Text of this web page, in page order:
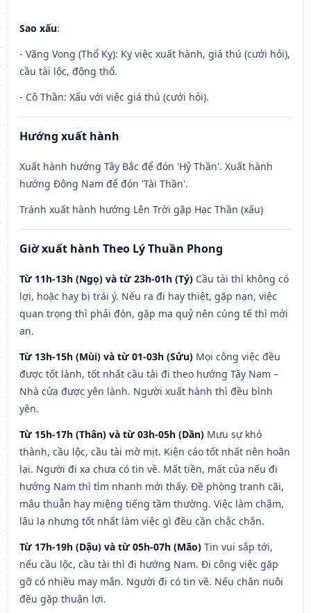
Sao xấu:
- Vãng Vong (Thổ Kỵ): Kỵ việc xuất hành, giá thú (cưới hỏi),
cầu tài lộc, động thổ.
- Cô Thần: Xấu với việc giá thú (cưới hỏi).
Hướng xuất hành
Xuất hành hướng Tây Bắc để đón 'Hỷ Thần'. Xuất hành
hướng Đông Nam để đón 'Tài Thần'.
Tránh xuất hành hướng Lên Trời gặp Hạc Thần (xấu)
Giờ xuất hành Theo Lý Thuần Phong
Từ 11h-13h (Ngọ) và từ 23h-01h (Tý) Cầu tài thì không có
lợi, hoặc hay bị trái ý. Nếu ra đi hay thiệt, gặp nạn, việc
quan trọng thì phải đòn, gặp ma quỷ nên cúng tế thì mới
an.
Từ 13h-15h (Mùi) và từ 01-03h (Sửu) Mọi công việc đều
được tốt lành, tốt nhất cầu tài đi theo hướng Tây Nam –
Nhà cửa được yên lành. Người xuất hành thì đều bình
yên.
Từ 15h-17h (Thân) và từ 03h-05h (Dần) Mưu sự khó
thành, cầu lộc, cầu tài mờ mịt. Kiện cáo tốt nhất nên hoãn
lại. Người đi xa chưa có tin về. Mất tiền, mất của nếu đi
hướng Nam thì tìm nhanh mới thấy. Đề phòng tranh cãi,
mâu thuẫn hay miệng tiếng tầm thường. Việc làm chậm,
lâu la nhưng tốt nhất làm việc gì đều cần chắc chắn.
Từ 17h-19h (Dậu) và từ 05h-07h (Mão) Tin vui sắp tới,
nếu cầu lộc, cầu tài thì đi hướng Nam. Đi công việc gặp
gỡ có nhiều may mắn. Người đi có tin về. Nếu chăn nuôi
đều gặp thuận lợi.